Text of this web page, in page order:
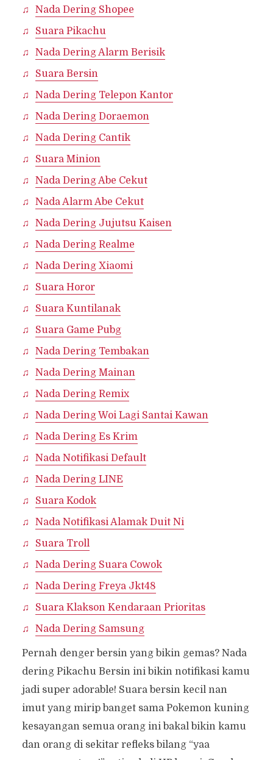
Nada Dering Shopee
Suara Pikachu
Nada Dering Alarm Berisik
Suara Bersin
Nada Dering Telepon Kantor
Nada Dering Doraemon
Nada Dering Cantik
Suara Minion
Nada Dering Abe Cekut
Nada Alarm Abe Cekut
Nada Dering Jujutsu Kaisen
Nada Dering Realme
Nada Dering Xiaomi
Suara Horor
Suara Kuntilanak
Suara Game Pubg
Nada Dering Tembakan
Nada Dering Mainan
Nada Dering Remix
Nada Dering Woi Lagi Santai Kawan
Nada Dering Es Krim
Nada Notifikasi Default
Nada Dering LINE
Suara Kodok
Nada Notifikasi Alamak Duit Ni
Suara Troll
Nada Dering Suara Cowok
Nada Dering Freya Jkt48
Suara Klakson Kendaraan Prioritas
Nada Dering Samsung
Pernah denger bersin yang bikin gemas? Nada
dering Pikachu Bersin ini bikin notifikasi kamu
jadi super adorable! Suara bersin kecil nan
imut yang mirip banget sama Pokemon kuning
kesayangan semua orang ini bakal bikin kamu
dan orang di sekitar refleks bilang “yaa